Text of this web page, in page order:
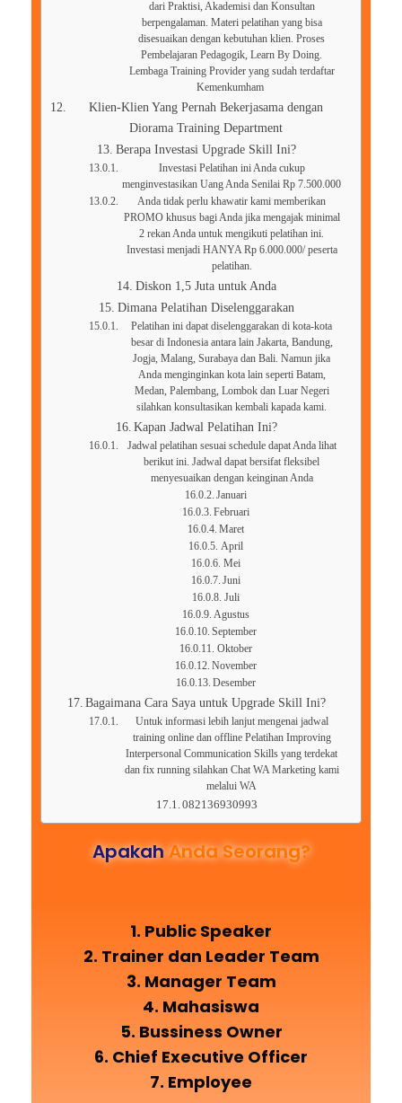
dari Praktisi, Akademisi dan Konsultan
berpengalaman. Materi pelatihan yang bisa
disesuaikan dengan kebutuhan klien. Proses
Pembelajaran Pedagogik, Learn By Doing.
Lembaga Training Provider yang sudah terdaftar
Kemenkumham
Klien-Klien Yang Pernah Bekerjasama dengan
Diorama Training Department
Berapa Investasi Upgrade Skill Ini?
Investasi Pelatihan ini Anda cukup
menginvestasikan Uang Anda Senilai Rp 7.500.000
Anda tidak perlu khawatir kami memberikan
PROMO khusus bagi Anda jika mengajak minimal
2 rekan Anda untuk mengikuti pelatihan ini.
Investasi menjadi HANYA Rp 6.000.000/ peserta
pelatihan.
Diskon 1,5 Juta untuk Anda
Dimana Pelatihan Diselenggarakan
Pelatihan ini dapat diselenggarakan di kota-kota
besar di Indonesia antara lain Jakarta, Bandung,
Jogja, Malang, Surabaya dan Bali. Namun jika
Anda menginginkan kota lain seperti Batam,
Medan, Palembang, Lombok dan Luar Negeri
silahkan konsultasikan kembali kapada kami.
Kapan Jadwal Pelatihan Ini?
Jadwal pelatihan sesuai schedule dapat Anda lihat
berikut ini. Jadwal dapat bersifat fleksibel
menyesuaikan dengan keinginan Anda
Januari
Februari
Maret
April
Mei
Juni
Juli
Agustus
September
Oktober
November
Desember
Bagaimana Cara Saya untuk Upgrade Skill Ini?
Untuk informasi lebih lanjut mengenai jadwal
training online dan offline Pelatihan Improving
Interpersonal Communication Skills yang terdekat
dan fix running silahkan Chat WA Marketing kami
melalui WA
082136930993
ApakahAnda Seorang?
1. Public Speaker
2. Trainer dan Leader Team
3. Manager Team
4. Mahasiswa
5. Bussiness Owner
6. Chief Executive Officer
7. Employee